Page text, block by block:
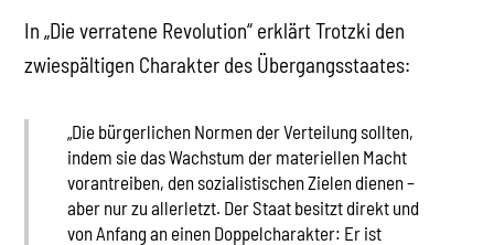
In „Die verratene Revolution“ erklärt Trotzki den
zwiespältigen Charakter des Übergangsstaates:
„Die bürgerlichen Normen der Verteilung sollten,
indem sie das Wachstum der materiellen Macht
vorantreiben, den sozialistischen Zielen dienen –
aber nur zu allerletzt. Der Staat besitzt direkt und
von Anfang an einen Doppelcharakter: Er ist